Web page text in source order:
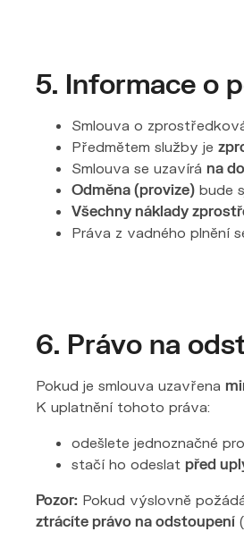
5. Informace o
Smlouva o
Předmětem služby je
Smlouva se uzavírá na
Odměna (provize) bude
Všechny náklady
Práva z vadného plnění
6. Právo na
Pokud je smlouva uzavřena
K uplatnění tohoto práva:
odešlete jednoznačné
stačí ho odeslat před
Pozor: Pokud výslovně
ztrácíte právo na odstoupení